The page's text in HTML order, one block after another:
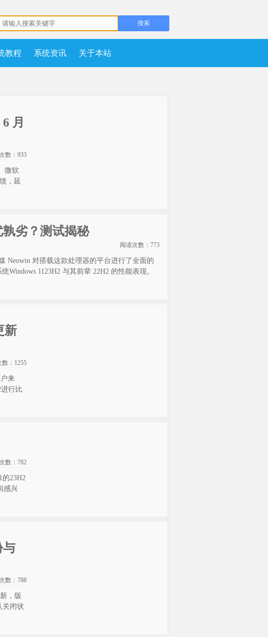
教程 系统资讯 关于本站
月
数： 933
微软
，延
孰劣？测试揭秘
阅读次数： 773
Neowin 对搭载这款处理器的平台进行了全面的
1123H2 与其前辈 22H2 的性能表现。
新
： 1255
来
行比
数： 782
的23H2
感兴
与
数： 788
，版
关闭状